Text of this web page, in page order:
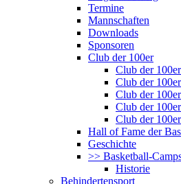
Termine
Mannschaften
Downloads
Sponsoren
Club der 100er
Club der
Club der
Club der
Club der
Club der
Hall of Fame der
Geschichte
>> Basketball-
Historie
Behindertensport